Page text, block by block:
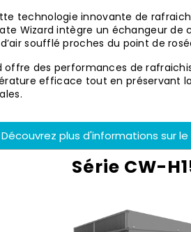
technologie innovante de
Wizard intègre un échangeur
soufflé proches du point de
des performances de
efficace tout en préservant
Découvrez plus d'informations sur
Série CW-